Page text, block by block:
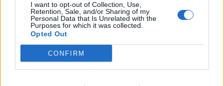
I want to opt-out of Collection, Use,
Retention, Sale, and/or Sharing of my
Personal Data that Is Unrelated with the
Purposes for which it was collected.
Opted Out
CONFIRM
18.05.26
Από hip hop live και disco DJs μέχρι γεύσεις που μοιάζουν να
βγήκαν από food market του Τόκιο ή καντίνα στις 3 το πρωί
στο Μεξικό, το Thessaloniki Street Food Festival επιστρέφει
τον Μάιο και η πόλη ε